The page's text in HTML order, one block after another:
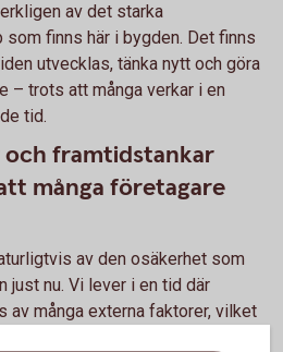
av det starka
som finns här i bygden. Det finns
utvecklas, tänka nytt och göra
– trots att många verkar i en
tid.
och framtidstankar
många företagare
av den osäkerhet som
just nu. Vi lever i en tid där
av många externa faktorer, vilket